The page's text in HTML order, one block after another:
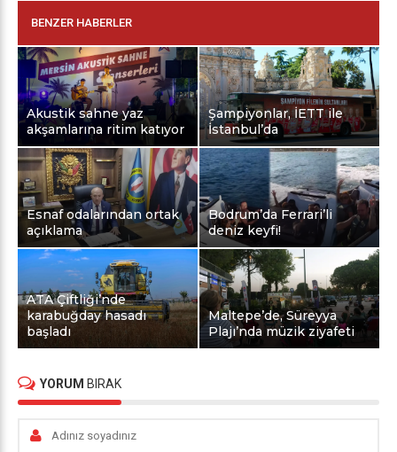
BENZER HABERLER
Akustik sahne yaz
akşamlarına ritim katıyor
Şampiyonlar, İETT ile
İstanbul’da
Esnaf odalarından ortak
açıklama
Bodrum’da Ferrari’li
deniz keyfi!
ATA Çiftliği’nde
karabuğday hasadı
başladı
Maltepe’de, Süreyya
Plajı’nda müzik ziyafeti
YORUM BIRAK